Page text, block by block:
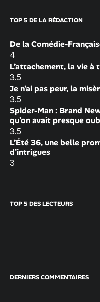
TOP 5 DE LA RÉDACTION
De la Comédie-
4
L’attachement, la vie
3.5
Je n’ai pas peur, la
3.5
Spider-Man : Brand
qu’on avait presque
3.5
L’Été 36, une belle
d’intrigues
3
TOP 5 DES LECTEURS
DERNIERS COMMENTAIRES